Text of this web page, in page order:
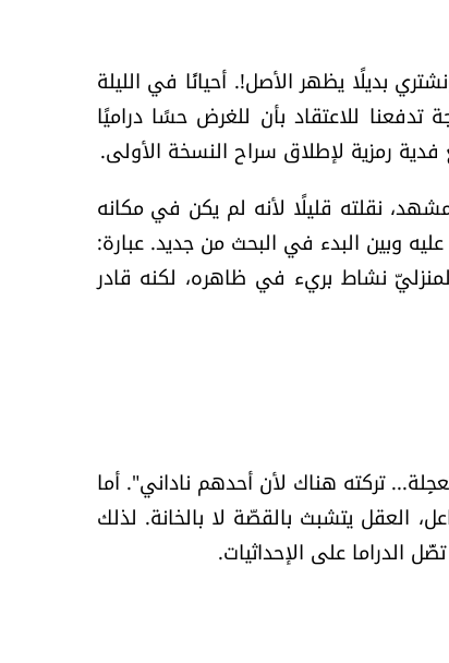
بديلًا يظهر الأصل!. أحيانًا في الليلة
للاعتقاد بأن للغرض حسًا دراميًا
فدية رمزية لإطلاق سراح النسخة الأولى.
نقلته قليلًا لأنه لم يكن في مكانه
وبين البدء في البحث من جديد. عبارة:
نشاط بريء في ظاهره، لكنه قادر
تركته هناك لأن أحدهم ناداني". أما
العقل يتشبث بالقصّة لا بالخانة. لذلك
الدراما على الإحداثيات.